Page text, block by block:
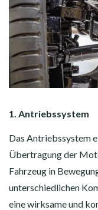
1. Antriebssystem
Das Antriebssystem
Übertragung der
Fahrzeug in
unterschiedlichen
eine wirksame und